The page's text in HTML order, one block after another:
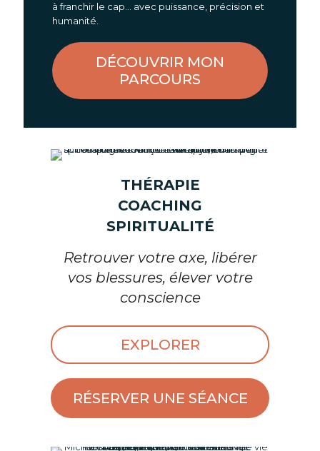
à franchir le cap… avec puissance, précision et
humanité.
DÉCOUVRIR MON
PARCOURS
l'Art d'Etre Soi
THÉRAPIE
COACHING
SPIRITUALITÉ
Retrouver votre axe, libérer
vos blessures, élever votre
conscience
EXPLORER
RÉSERVER UNE SÉANCE